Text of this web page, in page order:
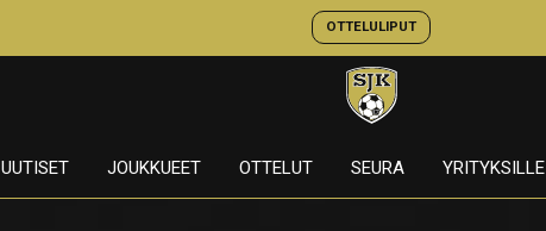
OTTELULIPUT
UUTISET JOUKKUEET OTTELUT SEURA YRITYKSILLE